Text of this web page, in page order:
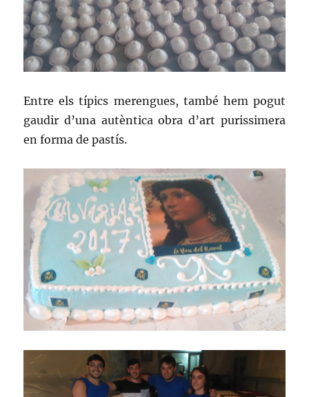
Entre els típics merengues, també hem pogut
gaudir d’una autèntica obra d’art purissimera
en forma de pastís.